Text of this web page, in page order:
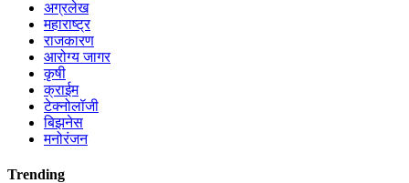
अग्रलेख
महाराष्ट्र
राजकारण
आरोग्य जागर
कृषी
क्राईम
टेक्नोलॉजी
बिझनेस
मनोरंजन
Trending